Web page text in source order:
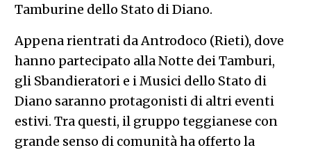
Tamburine dello Stato di Diano.
Appena rientrati da Antrodoco (Rieti), dove
hanno partecipato alla Notte dei Tamburi,
gli Sbandieratori e i Musici dello Stato di
Diano saranno protagonisti di altri eventi
estivi. Tra questi, il gruppo teggianese con
grande senso di comunità ha offerto la